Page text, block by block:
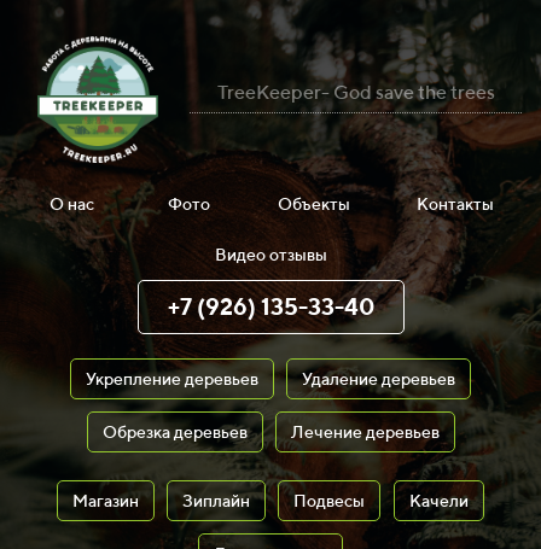
TreeKeeper- God save the trees
О нас Фото Объекты Контакты
Видео отзывы
+7 (926) 135-33-40
Укрепление деревьев Удаление деревьев
Обрезка деревьев Лечение деревьев
Магазин Зиплайн Подвесы Качели